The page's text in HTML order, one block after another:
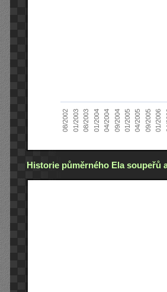
08/2002 01/2003 08/2003 01/2004 04/2004 09/2004 01/2005 04/2005 09/2005 01/2006
Historie půměrného Ela soupeřů